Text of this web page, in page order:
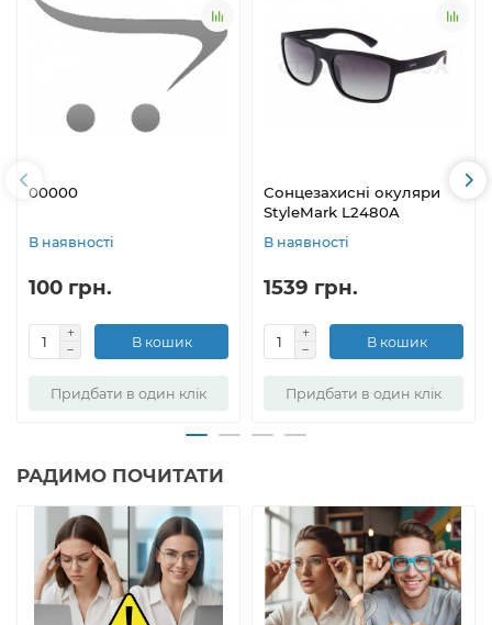
00000
В наявності
100 грн.
В кошик
Придбати в один клік
Сонцезахисні окуляри
StyleMark L2480A
В наявності
1539 грн.
В кошик
Придбати в один клік
РАДИМО ПОЧИТАТИ